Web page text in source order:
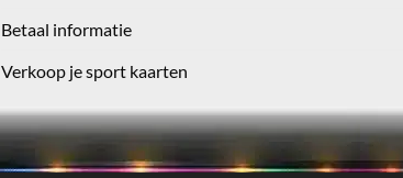
Betaal informatie
Verkoop je sport kaarten